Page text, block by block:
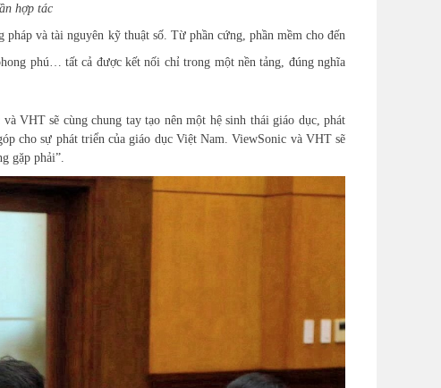
hợp tác
và tài nguyên kỹ thuật số. Từ phần cứng, phần mềm cho đến
phú… tất cả được kết nối chỉ trong một nền tảng, đúng nghĩa
VHT sẽ cùng chung tay tạo nên một hệ sinh thái giáo dục, phát
cho sự phát triển của giáo dục Việt Nam. ViewSonic và VHT sẽ
gặp phải”.